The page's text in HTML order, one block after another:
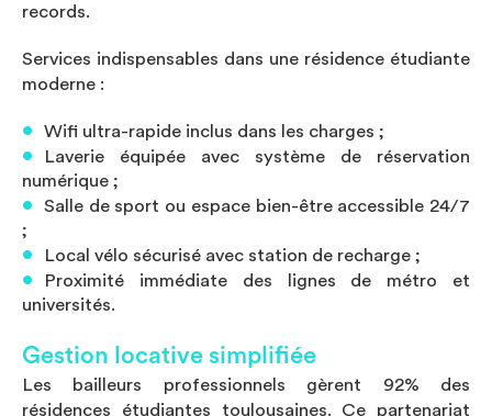
records.
Services indispensables dans une résidence étudiante
moderne :
Wifi ultra-rapide inclus dans les charges ;
Laverie équipée avec système de réservation
numérique ;
Salle de sport ou espace bien-être accessible 24/7
;
Local vélo sécurisé avec station de recharge ;
Proximité immédiate des lignes de métro et
universités.
Gestion locative simplifiée
Les bailleurs professionnels gèrent 92% des
résidences étudiantes toulousaines. Ce partenariat